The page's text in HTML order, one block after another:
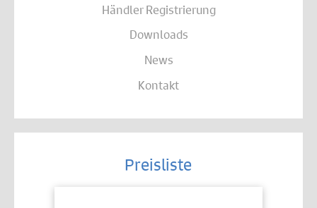
Händler Registrierung
Downloads
News
Kontakt
Preisliste